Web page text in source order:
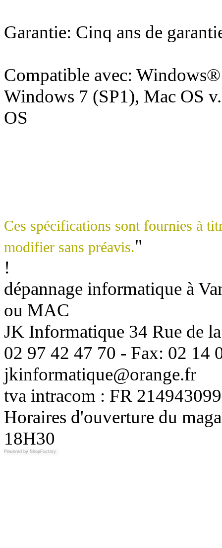
Garantie: Cinq ans de
Compatible avec:
Windows 7 (SP1), Mac OS
OS
Ces spécifications sont fournies à
modifier sans préavis."
!
dépannage informatique à
ou MAC
JK Informatique 34 Rue de
02 97 42 47 70 - Fax: 02 14
jkinformatique@orange.fr
tva intracom : FR
Horaires d'ouverture du
18H30
Powered by ShopFactory